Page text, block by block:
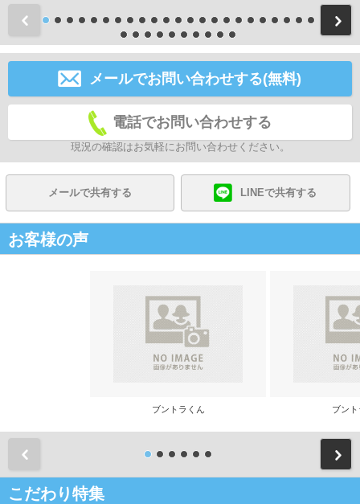
前
メールでお問い合わせする(無料)
電話でお問い合わせする
現況の確認はお気軽にお問い合わせください。
メールで共有する LINEで共有する
お客様の声
ブントラくん ブン
こだわり特集